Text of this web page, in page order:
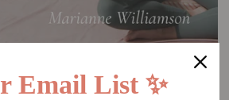
Email List ✨